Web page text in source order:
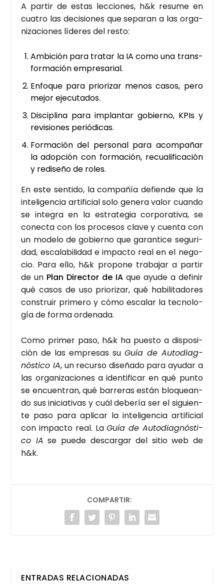
A par­tir de estas lec­cio­nes, h&k resu­me en
cua­tro las deci­sio­nes que sepa­ran a las orga­
ni­za­cio­nes líde­res del res­to:
Ambi­ción para tra­tar la IA como una trans­
for­ma­ción empre­sa­rial.
Enfo­que para prio­ri­zar menos casos, pero
mejor eje­cu­ta­dos.
Dis­ci­pli­na para implan­tar gobierno, KPIs y
revi­sio­nes perió­di­cas.
For­ma­ción del per­so­nal para acom­pa­ñar
la adop­ción con for­ma­ción, recua­li­fi­ca­ción
y redi­se­ño de roles.
En este sen­ti­do, la com­pa­ñía defien­de que la
inte­li­gen­cia arti­fi­cial solo gene­ra valor cuan­do
se inte­gra en la estra­te­gia cor­po­ra­ti­va, se
conec­ta con los pro­ce­sos cla­ve y cuen­ta con
un mode­lo de gobierno que garan­ti­ce segu­ri­
dad, esca­la­bi­li­dad e impac­to real en el nego­
cio. Para ello, h&k pro­po­ne tra­ba­jar a par­tir
de un Plan Direc­tor de IAque ayu­de a defi­nir
qué casos de uso prio­ri­zar, qué habi­li­ta­do­res
cons­truir pri­me­ro y cómo esca­lar la tec­no­lo­
gía de for­ma orde­na­da.
Como pri­mer paso, h&k ha pues­to a dis­po­si­
ción de las empre­sas su Guía de Auto­diag­
nós­ti­co IA, un recur­so dise­ña­do para ayu­dar a
las orga­ni­za­cio­nes a iden­ti­fi­car en qué pun­to
se encuen­tran, qué barre­ras están blo­quean­
do sus ini­cia­ti­vas y cuál debe­ría ser el siguien­
te paso para apli­car la inte­li­gen­cia arti­fi­cial
con impac­to real. LaGuía de Auto­diag­nós­ti­
co IA se pue­de des­car­gar del sitio web de
h&k.
COMPARTIR:
ENTRADAS RELACIONADAS